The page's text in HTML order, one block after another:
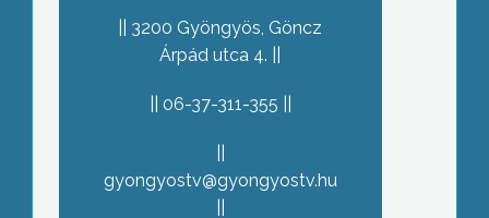
3200 Gyöngyös, Göncz
Árpád utca 4.
06-37-311-355
gyongyostv@gyongyostv.hu